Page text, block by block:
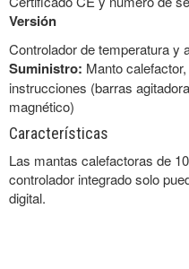
Versión
Controlador de temperatura y
Suministro: Manto
instrucciones (barras
magnético)
Características
Las mantas calefactoras de
controlador integrado solo
digital.